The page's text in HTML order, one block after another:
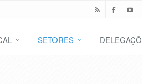
SETORES